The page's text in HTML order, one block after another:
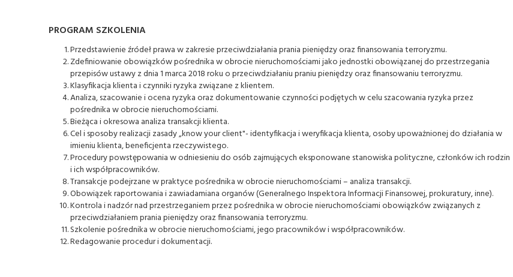
PROGRAM SZKOLENIA
Przedstawienie źródeł prawa w zakresie przeciwdziałania prania pieniędzy oraz finansowania terroryzmu.
Zdefiniowanie obowiązków pośrednika w obrocie nieruchomościami jako jednostki obowiązanej do przestrzegania
przepisów ustawy z dnia 1 marca 2018 roku o przeciwdziałaniu praniu pieniędzy oraz finansowaniu terroryzmu.
Klasyfikacja klienta i czynniki ryzyka związane z klientem.
Analiza, szacowanie i ocena ryzyka oraz dokumentowanie czynności podjętych w celu szacowania ryzyka przez
pośrednika w obrocie nieruchomościami.
Bieżąca i okresowa analiza transakcji klienta.
Cel i sposoby realizacji zasady „know your client"- identyfikacja i weryfikacja klienta, osoby upoważnionej do działania w
imieniu klienta, beneficjenta rzeczywistego.
Procedury powstępowania w odniesieniu do osób zajmujących eksponowane stanowiska polityczne, członków ich rodzin
i ich współpracowników.
Transakcje podejrzane w praktyce pośrednika w obrocie nieruchomościami – analiza transakcji.
Obowiązek raportowania i zawiadamiana organów (Generalnego Inspektora Informacji Finansowej, prokuratury, inne).
Kontrola i nadzór nad przestrzeganiem przez pośrednika w obrocie nieruchomościami obowiązków związanych z
przeciwdziałaniem prania pieniędzy oraz finansowania terroryzmu.
Szkolenie pośrednika w obrocie nieruchomościami, jego pracowników i współpracowników.
Redagowanie procedur i dokumentacji.